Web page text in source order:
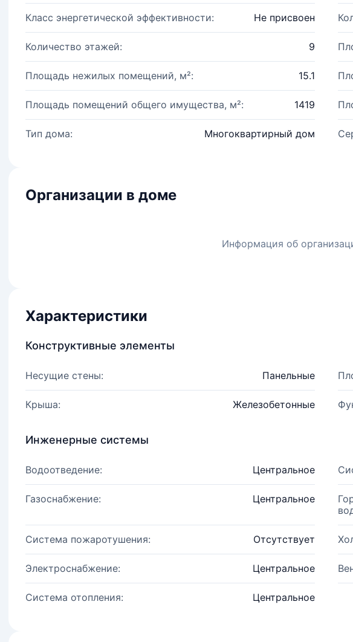
Класс энергетической эффективности: Не присвоен
Количество этажей: 9
Площадь нежилых помещений, м²: 15.1
Площадь помещений общего имущества, м²: 1419
Тип дома: Многоквартирный дом
Организации в доме
Информация об
Характеристики
Конструктивные элементы
Несущие стены: Панельные
Крыша: Железобетонные
Инженерные системы
Водоотведение: Центральное
Газоснабжение: Центральное
Система пожаротушения: Отсутствует
Электроснабжение: Центральное
Система отопления: Центральное